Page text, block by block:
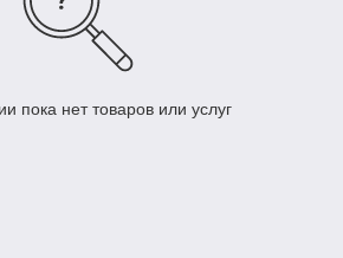
пока нет товаров или услуг